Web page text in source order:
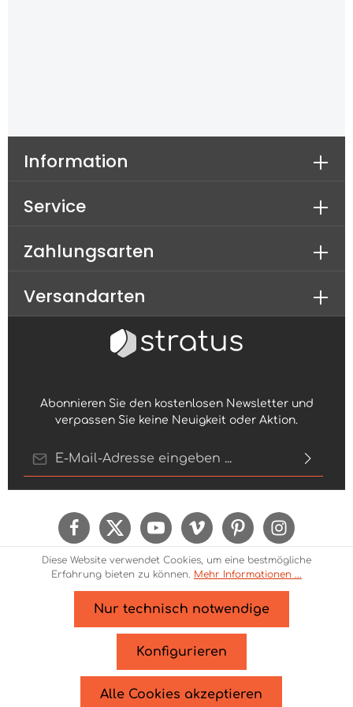
Abonnieren Sie den kostenlosen Newsletter und
verpassen Sie keine Neuigkeit oder Aktion.
Ich habe dieDatenschutzbestimmungenzur
bin mit ihnen einverstanden.
Um weiterzugehen, geben Sie die oben
abgebildeten Zeichen ein*
Information
Service
Zahlungsarten
Versandarten
Design
und ggf. Nachnahmegebühren, wenn
nicht anders angegeben.
Diese Website verwendet Cookies, um eine bestmögliche
Erfahrung bieten zu können. Mehr Informationen ...
Nur technisch notwendige
Konfigurieren
Alle Cookies akzeptieren